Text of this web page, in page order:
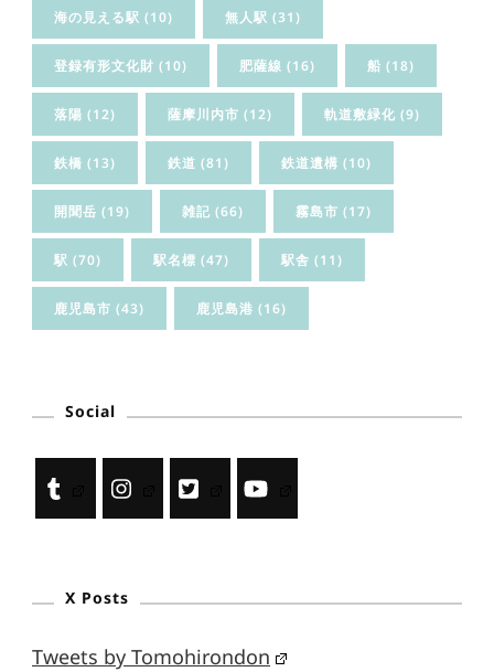
海の見える駅 (10) 無人駅 (31)
登録有形文化財 (10) 肥薩線 (16) 船 (18)
落陽 (12) 薩摩川内市 (12) 軌道敷緑化 (9)
鉄橋 (13) 鉄道 (81) 鉄道遺構 (10)
開聞岳 (19) 雑記 (66) 霧島市 (17)
駅 (70) 駅名標 (47) 駅舎 (11)
鹿児島市 (43) 鹿児島港 (16)
Social
X Posts
Tweets by Tomohirondon